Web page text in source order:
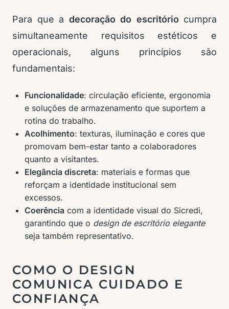
Para que a decoração do escritóriocumpra
simultaneamente requisitos estéticos e
operacionais, alguns princípios são
fundamentais:
Funcionalidade: circulação eficiente, ergonomia
e soluções de armazenamento que suportem a
rotina do trabalho.
Acolhimento: texturas, iluminação e cores que
promovam bem-estar tanto a colaboradores
quanto a visitantes.
Elegância discreta: materiais e formas que
reforçam a identidade institucional sem
excessos.
Coerência com a identidade visual do Sicredi,
garantindo que o design de escritório elegante
seja também representativo.
COMO O DESIGN
COMUNICA CUIDADO E
CONFIANÇA